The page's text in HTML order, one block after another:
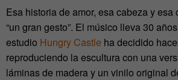
Esa historia de amor, esa cabeza y esa
“un gran gesto”. El músico lleva 30
estudio Hungry Castle ha decidido
reproduciendo la escultura con una
láminas de madera y un vinilo original